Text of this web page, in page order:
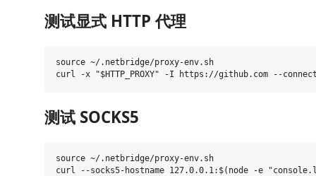
测试显式 HTTP 代理
source ~/.netbridge/proxy-env.sh
测试 SOCKS5
source ~/.netbridge/proxy-env.sh